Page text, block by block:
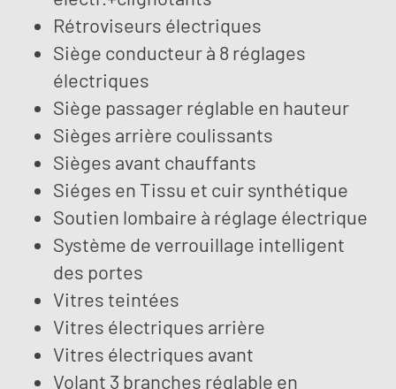
Rétroviseurs électriques
Siège conducteur à 8 réglages
électriques
Siège passager réglable en hauteur
Sièges arrière coulissants
Sièges avant chauffants
Siéges en Tissu et cuir synthétique
Soutien lombaire à réglage électrique
Système de verrouillage intelligent
des portes
Vitres teintées
Vitres électriques arrière
Vitres électriques avant
Volant 3 branches réglable en